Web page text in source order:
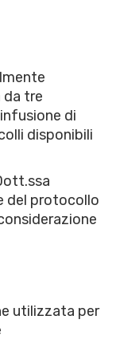
da tre
di
disponibili
del protocollo
utilizzata per